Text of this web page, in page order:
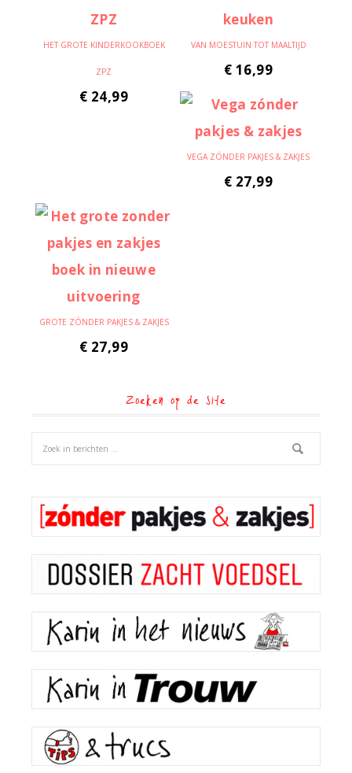
HET GROTE KINDERKOOKBOEK
ZPZ
€ 24,99
VAN MOESTUIN TOT MAALTIJD
€ 16,99
VEGA ZÓNDER PAKJES & ZAKJES
€ 27,99
GROTE ZÓNDER PAKJES & ZAKJES
€ 27,99
Zoeken op de site